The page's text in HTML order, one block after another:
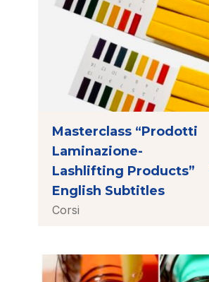
Masterclass “Prodotti
Laminazione-
Lashlifting Products”
English Subtitles
Corsi